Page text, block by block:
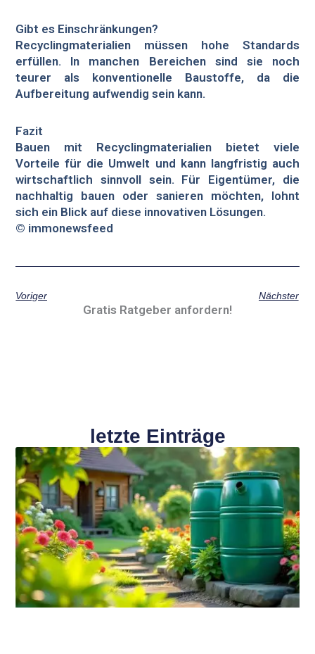
Gibt es Einschränkungen?
Recyclingmaterialien müssen hohe Standards
erfüllen. In manchen Bereichen sind sie noch
teurer als konventionelle Baustoffe, da die
Aufbereitung aufwendig sein kann.
Fazit
Bauen mit Recyclingmaterialien bietet viele
Vorteile für die Umwelt und kann langfristig auch
wirtschaftlich sinnvoll sein. Für Eigentümer, die
nachhaltig bauen oder sanieren möchten, lohnt
sich ein Blick auf diese innovativen Lösungen.
© immonewsfeed
Voriger Nächster
Gratis Ratgeber anfordern!
letzte Einträge